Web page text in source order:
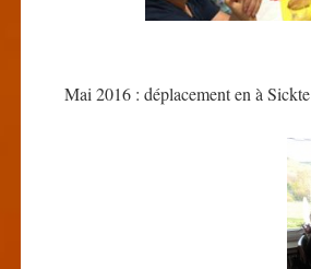
Mai 2016 : déplacement en à Sickte